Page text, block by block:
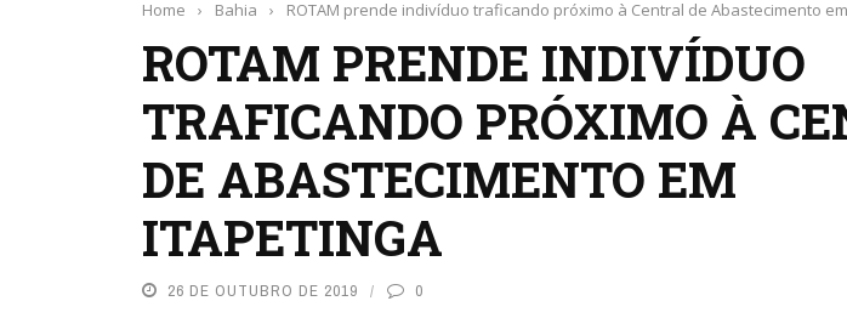
Home › Bahia › ROTAM prende indivíduo traficando próximo à Central de Abastecimento
ROTAM PRENDE INDIVÍDUO
TRAFICANDO PRÓXIMO À
DE ABASTECIMENTO EM
ITAPETINGA
26 DE OUTUBRO DE 2019 0